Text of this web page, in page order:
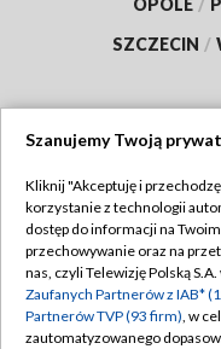
OPOLE /
SZCZECIN /
Abonament TVP
Emisja w TVP
Centrum informacji
Szanujemy Twoją
Kliknij "Akceptuję i
korzystanie z technologii
dostęp do informacji na
przechowywanie oraz na
nas, czyli Telewizję Polską
Zaufanych Partnerów z IAB*
Partnerów TVP (93 firm), w
zautomatyzowanego